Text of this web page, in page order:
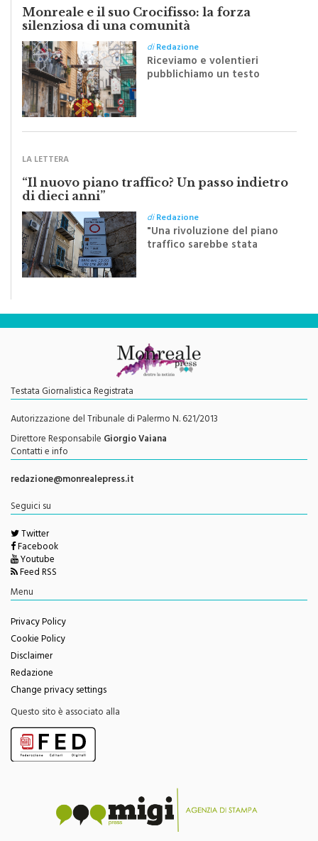
IL TESTO
Monreale e il suo Crocifisso: la forza
silenziosa di una comunità
diRedazione
Riceviamo e volentieri
Sapienza all'indomani della
LA LETTERA
“Il nuovo piano traffico? Un passo indietro
di dieci anni”
diRedazione
"Una rivoluzione del piano
Testata Giornalistica Registrata
Autorizzazione del Tribunale di Palermo N. 621/2013
Direttore ResponsabileGiorgio Vaiana
Contatti e info
redazione@monrealepress.it
Seguici su
Twitter
Facebook
Youtube
Feed RSS
Privacy Policy
Cookie Policy
Disclaimer
Redazione
Change privacy settings
Questo sito è associato alla